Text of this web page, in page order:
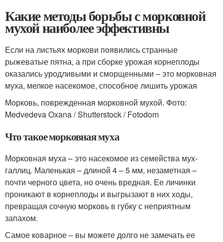
Какие методы борьбы с морковной
мухой наиболее эффективны
Если на листьях моркови появились странные
рыжеватые пятна, а при сборке урожая корнеплоды
оказались уродливыми и сморщенными – это морковная
муха, мелкое насекомое, способное лишить урожая
Морковь, поврежденная морковной мухой. Фото:
Medvedeva Oxana / Shutterstock / Fotodom
Что такое морковная муха
Морковная муха – это насекомое из семейства мух-
галлиц. Маленькая – длиной 4 – 5 мм, незаметная –
почти черного цвета, но очень вредная. Ее личинки
проникают в корнеплоды и выгрызают в них ходы,
превращая сочную морковь в губку с неприятным
запахом.
Самое коварное – вы можете долго не замечать ее